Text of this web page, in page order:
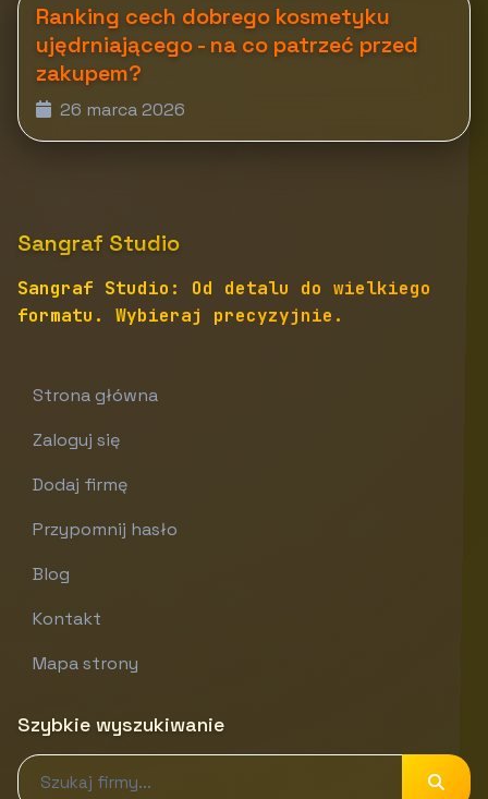
Ranking cech dobrego kosmetyku
ujędrniającego - na co patrzeć przed
zakupem?
26 marca 2026
Sangraf Studio
Sangraf Studio: Od detalu do wielkiego
formatu. Wybieraj precyzyjnie.
Strona główna
Zaloguj się
Dodaj firmę
Przypomnij hasło
Blog
Kontakt
Mapa strony
Szybkie wyszukiwanie